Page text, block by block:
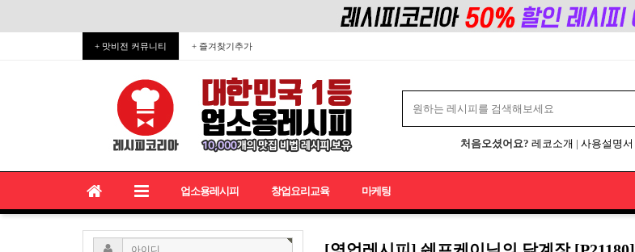
+ 맛비전 커뮤니티 + 즐겨찾기추가
처음오셨어요? 레코소개 | 사용설명서
업소용레시피 창업요리교육 마케팅